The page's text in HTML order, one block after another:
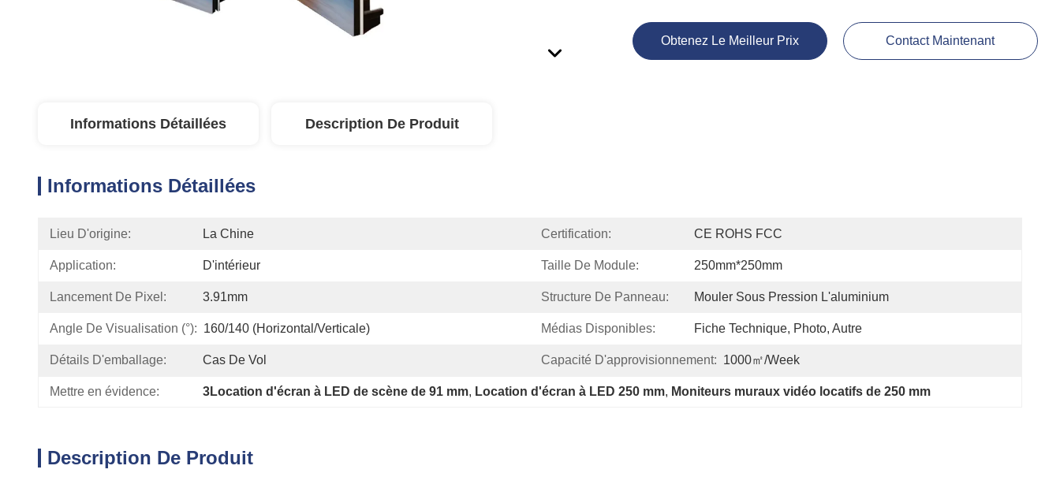
Obtenez Le Meilleur Prix Contact Maintenant
Informations Détaillées Description De Produit
Informations Détaillées
Lieu D'origine: La Chine Certification: CE ROHS FCC
Application: D'intérieur Taille De Module: 250mm*250mm
Lancement De Pixel: 3.91mm Structure De Panneau: Mouler Sous Pression L'aluminium
Angle De Visualisation (°): 160/140 (horizontal/verticale) Médias Disponibles: Fiche Technique, Photo, Autre
Détails D'emballage: Cas De Vol Capacité D'approvisionnement: 1000㎡/week
Mettre en évidence: 3Location d'écran à LED de scène de 91 mm, Location d'écran à LED 250 mm, Moniteurs muraux vidéo locatifs de 250 mm
Description De Produit